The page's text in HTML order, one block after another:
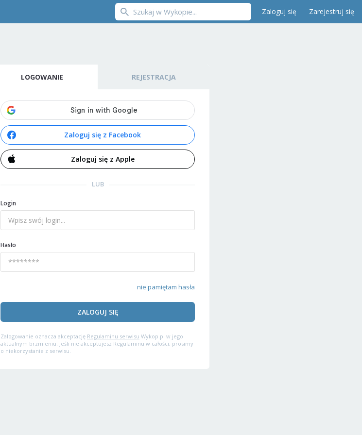
Zaloguj się Zarejestruj się
LOGOWANIE REJESTRACJA
Zaloguj się z Facebook
Zaloguj się z Apple
LUB
Login
Hasło
nie pamiętam hasła
ZALOGUJ SIĘ
Zalogowanie oznacza akceptację Regulaminu serwisu Wykop.pl w jego
aktualnym brzmieniu. Jeśli nie akceptujesz Regulaminu w całości, prosimy
o niekorzystanie z serwisu.